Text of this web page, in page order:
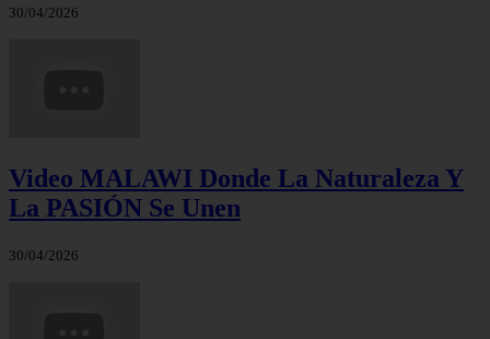
30/04/2026
Video MALAWI Donde La Naturaleza Y
La PASIÓN Se Unen
30/04/2026